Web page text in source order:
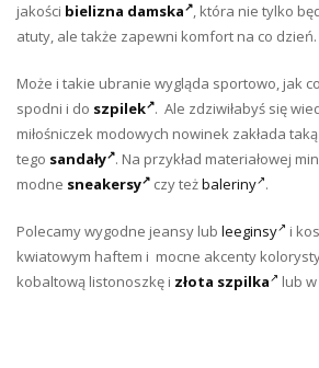
jakości bielizna damska , która nie tylko
atuty, ale także zapewni komfort na co dzień.
Może i takie ubranie wygląda sportowo, jak
spodni i do szpilek . Ale zdziwiłabyś się
miłośniczek modowych nowinek zakłada taką
tego sandały . Na przykład materiałowej
modne sneakersy czy teżbaleriny .
Polecamy wygodne jeansy lub leeginsy
i
kwiatowym haftem i mocne akcenty
kobaltową listonoszkę i złota szpilka lub